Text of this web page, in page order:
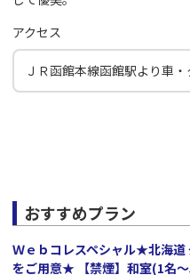
アクセス
ＪＲ函館本線函館駅より車
おすすめプラン
Ｗｅｂコレスペシャル★北海道
をご用意★ 【禁煙】和室(1名